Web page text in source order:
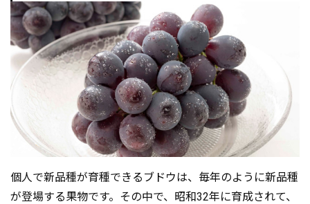
個人で新品種が育種できるブドウは、毎年のように新品種
が登場する果物です。その中で、昭和32年に育成されて、